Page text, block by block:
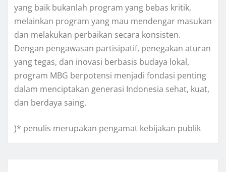
yang baik bukanlah program yang bebas kritik,
melainkan program yang mau mendengar masukan
dan melakukan perbaikan secara konsisten.
Dengan pengawasan partisipatif, penegakan aturan
yang tegas, dan inovasi berbasis budaya lokal,
program MBG berpotensi menjadi fondasi penting
dalam menciptakan generasi Indonesia sehat, kuat,
dan berdaya saing.
)* penulis merupakan pengamat kebijakan publik